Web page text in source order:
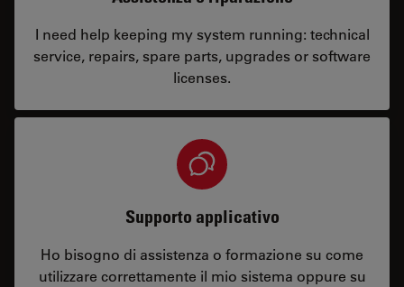
I need help keeping my system running: technical
service, repairs, spare parts, upgrades or software
licenses.
Supporto applicativo
Ho bisogno di assistenza o formazione su come
utilizzare correttamente il mio sistema oppure su